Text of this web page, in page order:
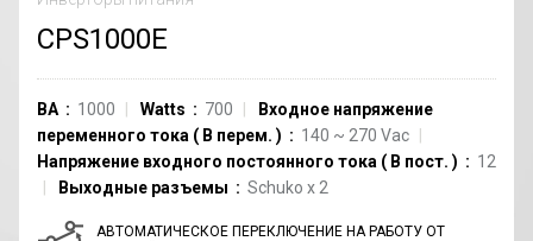
CPS1000E
ВА 1000 Watts 700
Входное напряжение
переменного тока ( В перем. ) 140 ~ 270 Vac
Напряжение входного постоянного тока ( В пост. )
12
Выходные разъемы
Schuko x 2
АВТОМАТИЧЕСКОЕ ПЕРЕКЛЮЧЕНИЕ НА РАБОТУ ОТ